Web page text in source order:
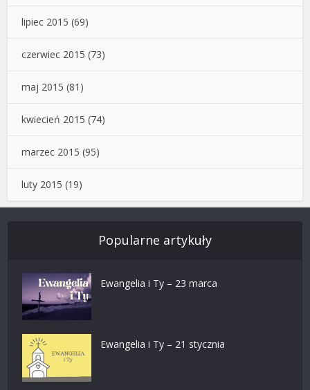
lipiec 2015 (69)
czerwiec 2015 (73)
maj 2015 (81)
kwiecień 2015 (74)
marzec 2015 (95)
luty 2015 (19)
Popularne artykuły
Ewangelia i Ty – 23 marca
Ewangelia i Ty – 21 stycznia